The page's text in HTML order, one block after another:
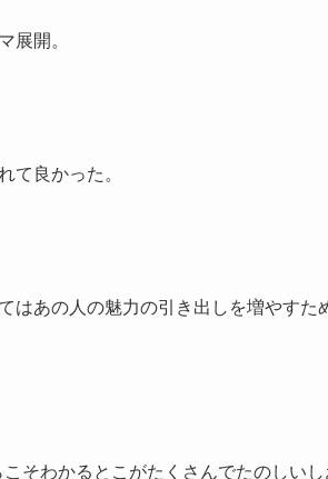
展開。
て良かった。
はあの人の魅力の引き出しを増やす
そわかるとこがたくさんでたのしいし